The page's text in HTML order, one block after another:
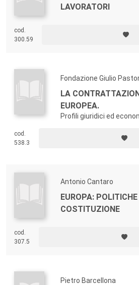
LAVORATORI
cod.
300.59
Fondazione Giulio
LA
EUROPEA.
Profili giuridici ed
cod.
538.3
Antonio Cantaro
EUROPA:
COSTITUZIONE
cod.
307.5
Pietro Barcellona